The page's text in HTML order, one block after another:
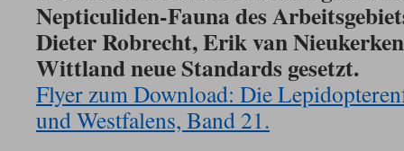
Nepticuliden-Fauna des
Dieter Robrecht, Erik van
Wittland neue Standards gesetzt.
Flyer zum Download: Die
und Westfalens, Band 21.